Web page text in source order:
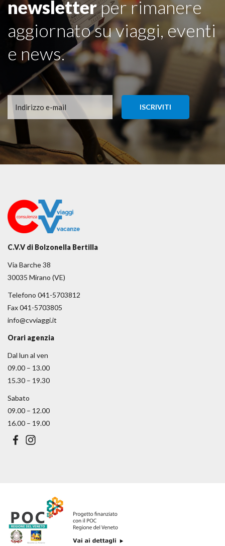
newsletterper rimanere
aggiornato su viaggi, eventi
e news.
C.V.V di Bolzonella Bertilla
Via Barche 38
30035 Mirano (VE)
Telefono 041-5703812
Fax 041-5703805
info@cvviaggi.it
Orari agenzia
Dal lun al ven
09.00 – 13.00
15.30 – 19.30
Sabato
09.00 – 12.00
16.00 – 19.00